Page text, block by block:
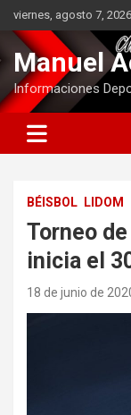
Saltar
contenido
viernes, agosto 7, 2026
Manuel
Informaciones
BÉISBOL LIDOM
Torneo
inicia el
18 de junio de